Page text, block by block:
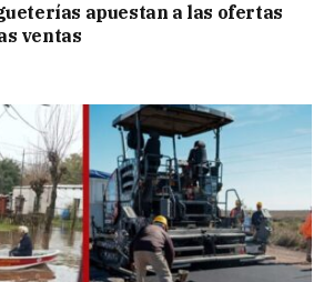
apuestan a las ofertas
ventas